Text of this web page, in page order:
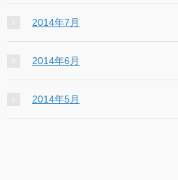
2014年7月
2014年6月
2014年5月